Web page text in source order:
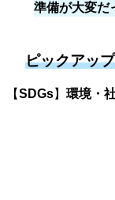
準備が大変だ
ピックアップ
【SDGs】 環境・